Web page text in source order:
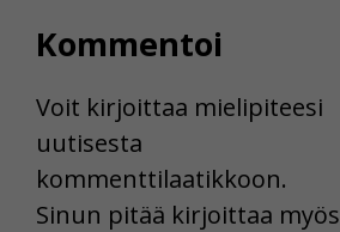
Kommentoi
Voit kirjoittaa mielipiteesi
uutisesta
kommenttilaatikkoon.
Sinun pitää kirjoittaa myös